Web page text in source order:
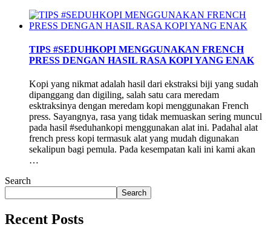
TIPS #SEDUHKOPI MENGGUNAKAN FRENCH
PRESS DENGAN HASIL RASA KOPI YANG ENAK
Kopi yang nikmat adalah hasil dari ekstraksi biji yang sudah
dipanggang dan digiling, salah satu cara meredam
esktraksinya dengan meredam kopi menggunakan French
press. Sayangnya, rasa yang tidak memuaskan sering muncul
pada hasil #seduhankopi menggunakan alat ini. Padahal alat
french press kopi termasuk alat yang mudah digunakan
sekalipun bagi pemula. Pada kesempatan kali ini kami akan
…
Search
Search
Recent Posts